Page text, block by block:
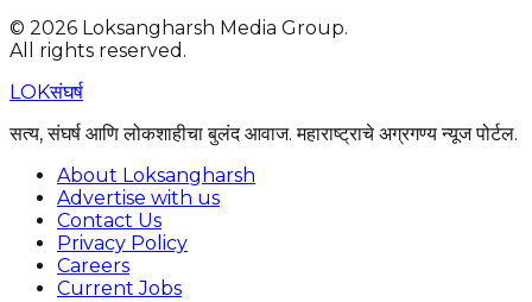
© 2026 Loksangharsh Media Group.
All rights reserved.
LOKसंघर्ष
सत्य, संघर्ष आणि लोकशाहीचा बुलंद आवाज. महाराष्ट्राचे अग्रगण्य न्यूज पोर्टल.
About Loksangharsh
Advertise with us
Contact Us
Privacy Policy
Careers
Current Jobs